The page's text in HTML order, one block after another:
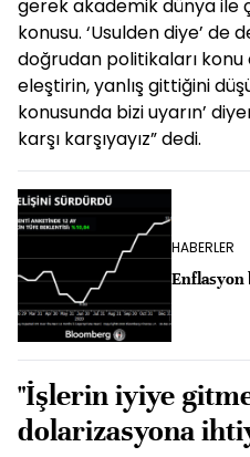
gerek akademik dünya ile
konusu. ‘Usulden diye’ de
doğrudan politikaları konu
eleştirin, yanlış gittiğini
konusunda bizi uyarın’
karşı karşıyayız” dedi.
HABERLER
Enflasyon
"İşlerin iyiye
dolarizasyona